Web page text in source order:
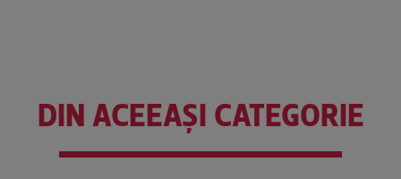
DIN ACEEAȘI CATEGORIE